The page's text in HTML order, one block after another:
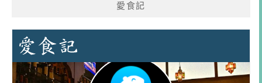
愛食記